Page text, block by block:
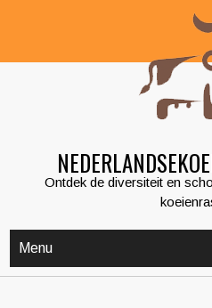
Ontdek de diversiteit en
Menu